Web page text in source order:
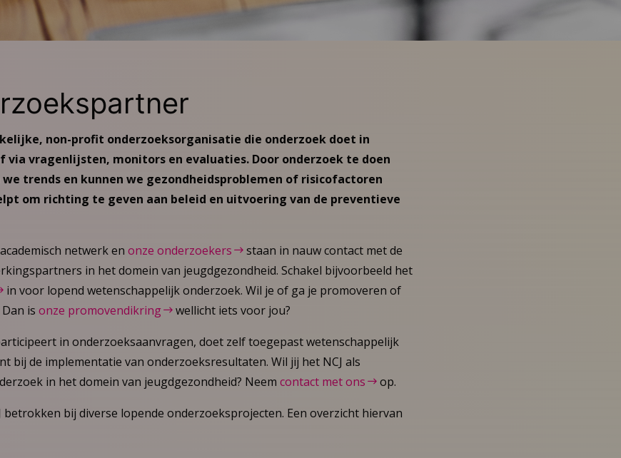
non-profit onderzoeksorganisatie die onderzoek doet in
via vragenlijsten, monitors en evaluaties. Door onderzoek te doen
trends en kunnen we gezondheidsproblemen of risicofactoren
om richting te geven aan beleid en uitvoering van de preventieve
netwerk en onze onderzoekers
staan in nauw contact met de
in het domein van jeugdgezondheid. Schakel bijvoorbeeld het
in voor lopend wetenschappelijk onderzoek. Wil je of ga je promoveren of
is onze promovendikring
wellicht iets voor jou?
in onderzoeksaanvragen, doet zelf toegepast wetenschappelijk
bij de implementatie van onderzoeksresultaten. Wil jij het NCJ als
in het domein van jeugdgezondheid? Neem contact met ons
op.
betrokken bij diverse lopende onderzoeksprojecten. Een overzicht hiervan